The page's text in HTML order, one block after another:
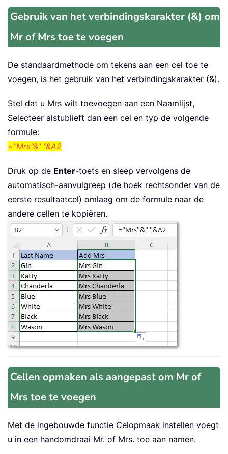
Gebruik van het verbindingskarakter (&) om
Mr of Mrs toe te voegen
De standaardmethode om tekens aan een cel toe te
voegen, is het gebruik van het verbindingskarakter (&).
Stel dat u Mrs wilt toevoegen aan een Naamlijst,
Selecteer alstublieft dan een cel en typ de volgende
formule:
="Mrs"&" "&A2
Druk op de Enter-toets en sleep vervolgens de
automatisch-aanvulgreep (de hoek rechtsonder van de
eerste resultaatcel) omlaag om de formule naar de
andere cellen te kopiëren.
Cellen opmaken als aangepast om Mr of
Mrs toe te voegen
Met de ingebouwde functie Celopmaak instellen voegt
u in een handomdraai Mr. of Mrs. toe aan namen.